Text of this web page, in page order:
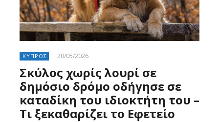
ΚΥΠΡΟΣ 20/05/2026
Σκύλος χωρίς λουρί σε
δημόσιο δρόμο οδήγησε σε
καταδίκη του ιδιοκτήτη του –
Τι ξεκαθαρίζει το Εφετείο